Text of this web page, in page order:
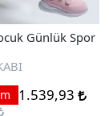
Günlük Spor
1.539,93